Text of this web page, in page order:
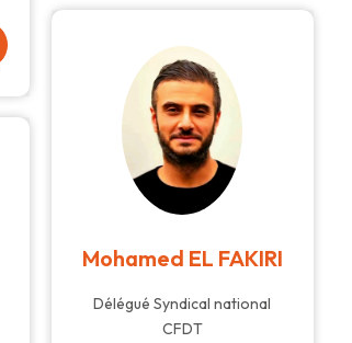
Mohamed EL FAKIRI
Délégué Syndical national
CFDT